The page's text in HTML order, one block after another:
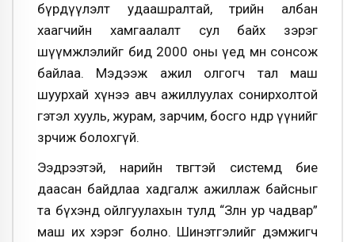
бүрдүүлэлт удаашралтай, төрийн албан
хаагчийн хамгаалалт сул байх зэрэг
шүүмжлэлийг бид 2000 оны үед мөн сонсож
байлаа. Мэдээж ажил олгогч тал маш
шуурхай хүнээ авч ажиллуулах сонирхолтой
гэтэл хууль, журам, зарчим, босго өндөр үүнийг
зөрчиж болохгүй.
Ээдрээтэй, нарийн төвөгтэй системд бие
даасан байдлаа хадгалж ажиллаж байсныг
та бүхэнд ойлгуулахын тулд “Зөөлөн ур чадвар”
маш их хэрэг болно. Шинэтгэлийг дэмжигч